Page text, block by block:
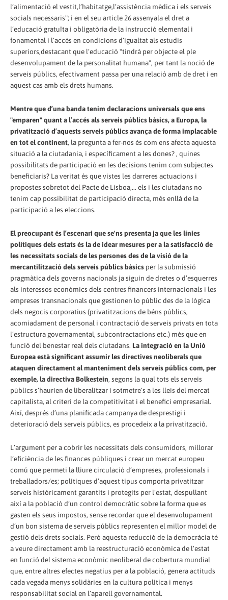
l’alimentació el vestit,l’habitatge,l’assistència mèdica i els serveis
socials necessaris"; i en el seu article 26 assenyala el dret a
l’educació gratuïta i obligatòria de la instrucció elemental i
fonamental i l’accés en condicions d’igualtat als estudis
superiors,destacant que l’educació "tindrà per objecte el ple
desenvolupament de la personalitat humana", per tant la noció de
serveis públics, efectivament passa per una relació amb de dret i en
aquest cas amb els drets humans.
Mentre que d’una banda tenim declaracions universals que ens
"emparen" quant a l’accés als serveis públics bàsics, a Europa, la
privatització d’aquests serveis públics avança de forma implacable
en tot el continent, la pregunta a fer-nos és com ens afecta aquesta
situació a la ciutadania, i específicament a les dones? , quines
possibilitats de participació en les decisions tenim com subjectes
beneficiaris? La veritat és que vistes les darreres actuacions i
propostes sobretot del Pacte de Lisboa,... els i les ciutadans no
tenim cap possibilitat de participació directa, més enllà de la
participació a les eleccions.
El preocupant és l’escenari que se'ns presenta ja que les línies
polítiques dels estats és la de idear mesures per a la satisfacció de
les necessitats socials de les persones des de la visió de la
mercantilització dels serveis públics bàsics per la submissió
pragmàtica dels governs nacionals ja siguin de dretes o d’esquerres
als interessos econòmics dels centres financers internacionals i les
empreses transnacionals que gestionen lo públic des de la lògica
dels negocis corporatius (privatitzacions de béns públics,
acomiadament de personal i contractació de serveis privats en tota
l’estructura governamental, subcontractacions etc.) més que en
funció del benestar real dels ciutadans. La integració en la Unió
Europea està significant assumir les directives neoliberals que
ataquen directament al manteniment dels serveis públics com, per
exemple, la directiva Bolkestein, segons la qual tots els serveis
públics s’haurien de liberalitzar i sotmetre’s a les lleis del mercat
capitalista, al criteri de la competitivitat i el benefici empresarial.
Així, després d’una planificada campanya de desprestigi i
deterioració dels serveis públics, es procedeix a la privatització.
L’argument per a cobrir les necessitats dels consumidors, millorar
l’eficiència de les finances públiques i crear un mercat europeu
comú que permeti la lliure circulació d’empreses, professionals i
treballadors/es; polítiques d’aquest tipus comporta privatitzar
serveis històricament garantits i protegits per l’estat, despullant
així a la població d’un control democràtic sobre la forma que es
gasten els seus impostos, sense recordar que el desenvolupament
d’un bon sistema de serveis públics representen el millor model de
gestió dels drets socials. Però aquesta reducció de la democràcia té
a veure directament amb la reestructuració econòmica de l’estat
en funció del sistema econòmic neoliberal de cobertura mundial
que, entre altres efectes negatius per a la població, genera actituds
cada vegada menys solidàries en la cultura política i menys
responsabilitat social en l’aparell governamental.